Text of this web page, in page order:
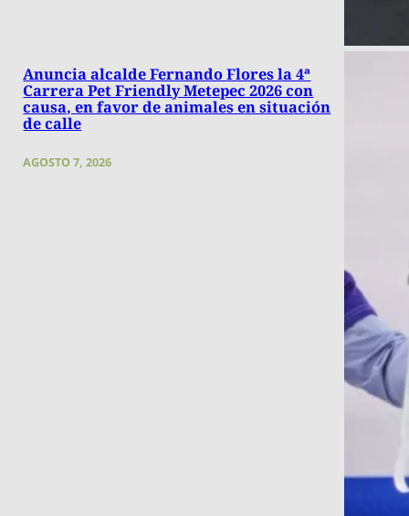
Anuncia alcalde Fernando Flores la 4ª
Carrera Pet Friendly Metepec 2026 con
causa, en favor de animales en situación
de calle
AGOSTO 7, 2026